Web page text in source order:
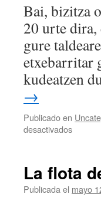
Bai, bizitza
20 urte
gure
etxebarritar
kudeatzen
→
Publicado en
desactivadosen
zerbitzu
propioa
La flota
Publicada el mayo